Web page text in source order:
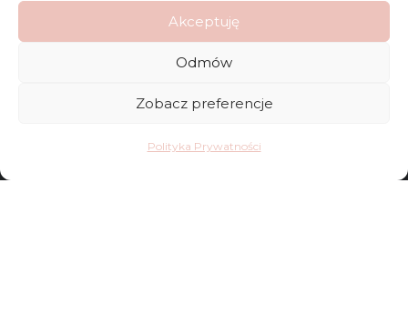
Akceptuję
Odmów
Zobacz preferencje
Polityka Prywatności
Regulamin
Reklamacje
Polityka Prywatności